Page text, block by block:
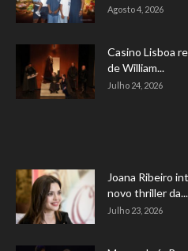
Agosto 4, 2026
Casino Lisboa
de William...
Julho 24, 2026
Joana Ribeiro
novo thriller da...
Julho 23, 2026